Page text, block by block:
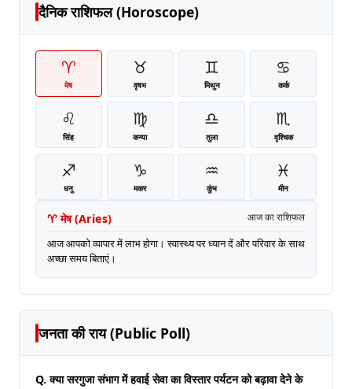
दैनिक राशिफल (Horoscope)
♈
मेष
♉
वृषभ
♊
मिथुन
♋
कर्क
♌
सिंह
♍
कन्या
♎
तुला
♏
वृश्चिक
♐
धनु
♑
मकर
♒
कुंभ
♓
मीन
♈ मेष(Aries) आज का राशिफल
आज आपको व्यापार में लाभ होगा। स्वास्थ्य पर ध्यान दें और परिवार के साथ
अच्छा समय बिताएं।
जनता की राय (Public Poll)
Q. क्या सरगुजा संभाग में हवाई सेवा का विस्तार पर्यटन को बढ़ावा देने के